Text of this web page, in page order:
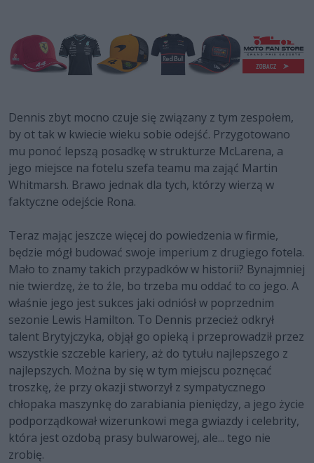
Dennis zbyt mocno czuje się związany z tym zespołem,
by ot tak w kwiecie wieku sobie odejść. Przygotowano
mu ponoć lepszą posadkę w strukturze McLarena, a
jego miejsce na fotelu szefa teamu ma zająć Martin
Whitmarsh. Brawo jednak dla tych, którzy wierzą w
faktyczne odejście Rona.
Teraz mając jeszcze więcej do powiedzenia w firmie,
będzie mógł budować swoje imperium z drugiego fotela.
Mało to znamy takich przypadków w historii? Bynajmniej
nie twierdzę, że to źle, bo trzeba mu oddać to co jego. A
właśnie jego jest sukces jaki odniósł w poprzednim
sezonie Lewis Hamilton. To Dennis przecież odkrył
talent Brytyjczyka, objął go opieką i przeprowadził przez
wszystkie szczeble kariery, aż do tytułu najlepszego z
najlepszych. Można by się w tym miejscu poznęcać
troszkę, że przy okazji stworzył z sympatycznego
chłopaka maszynkę do zarabiania pieniędzy, a jego życie
podporządkował wizerunkowi mega gwiazdy i celebrity,
która jest ozdobą prasy bulwarowej, ale... tego nie
zrobię.